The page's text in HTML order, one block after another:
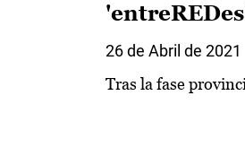
26 de Abril de 2021
Tras la fase